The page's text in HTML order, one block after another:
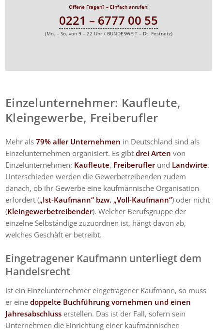
Offene Fragen? – Einfach anrufen:
0221 – 6777 00 55
(Mo. – So. von 9 – 22 Uhr / BUNDESWEIT – Dt. Festnetz)
Einzelunternehmer: Kaufleute,
Kleingewerbe, Freiberufler
Mehr als79% aller Unternehmen in Deutschland sind als
Einzelunternehmen organisiert. Es gibtdrei Arten von
Einzelunternehmen: Kaufleute, Freiberuflerund Landwirte.
Unterschieden werden die Gewerbetreibenden zudem
danach, ob ihr Gewerbe eine kaufmännische Organisation
erfordert („Ist-Kaufmann“ bzw. „Voll-Kaufmann“) oder nicht
(Kleingewerbetreibender). Welcher Berufsgruppe der
einzelne Selbständige zuzuordnen ist, hängt davon ab,
welches Geschäft er betreibt.
Eingetragener Kaufmann unterliegt dem
Handelsrecht
Ist ein Einzelunternehmer eingetragener Kaufmann, so muss
er einedoppelte Buchführung vornehmen und einen
Jahresabschluss erstellen. Das ist der Fall, sofern sein
Unternehmen die Einrichtung einer kaufmännischen